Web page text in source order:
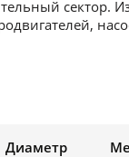
сектор.
Диаметр